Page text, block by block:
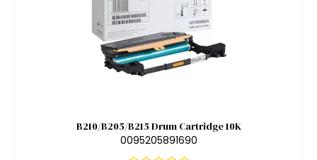
B210/B205/B215 Drum Cartridge 10K
0095205891690